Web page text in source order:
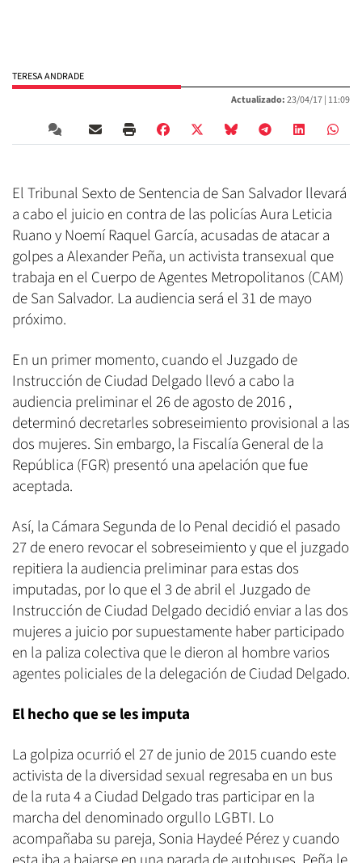
TERESA ANDRADE
Actualizado:23/04/17 | 11:09
El Tribunal Sexto de Sentencia de San Salvador llevará
a cabo el juicio en contra de las policías Aura Leticia
Ruano y Noemí Raquel García, acusadas de atacar a
golpes a Alexander Peña, un activista transexual que
trabaja en el Cuerpo de Agentes Metropolitanos (CAM)
de San Salvador. La audiencia será el 31 de mayo
próximo.
En un primer momento, cuando el Juzgado de
Instrucción de Ciudad Delgado llevó a cabo la
audiencia preliminar el 26 de agosto de 2016 ,
determinó decretarles sobreseimiento provisional a las
dos mujeres. Sin embargo, la Fiscalía General de la
República (FGR) presentó una apelación que fue
aceptada.
Así, la Cámara Segunda de lo Penal decidió el pasado
27 de enero revocar el sobreseimiento y que el juzgado
repitiera la audiencia preliminar para estas dos
imputadas, por lo que el 3 de abril el Juzgado de
Instrucción de Ciudad Delgado decidió enviar a las dos
mujeres a juicio por supuestamente haber participado
en la paliza colectiva que le dieron al hombre varios
agentes policiales de la delegación de Ciudad Delgado.
El hecho que se les imputa
La golpiza ocurrió el 27 de junio de 2015 cuando este
activista de la diversidad sexual regresaba en un bus
de la ruta 4 a Ciudad Delgado tras participar en la
marcha del denominado orgullo LGBTI. Lo
acompañaba su pareja, Sonia Haydeé Pérez y cuando